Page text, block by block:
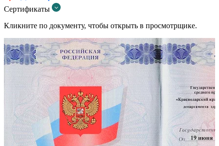
Сертификаты
Кликните по документу, чтобы открыть в просмотрщике.